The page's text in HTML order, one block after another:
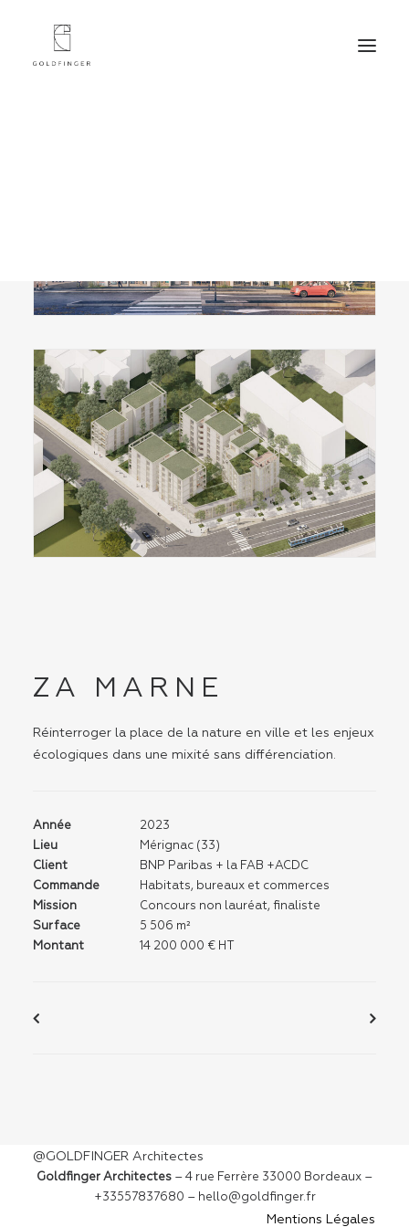
ZA MARNE
Réinterroger la place de la nature en ville et les enjeux
écologiques dans une mixité sans différenciation.
Année
2023
Lieu
Mérignac (33)
Client
BNP Paribas + la FAB +ACDC
Commande
Habitats, bureaux et commerces
Mission
Concours non lauréat, finaliste
Surface
5 506 m²
Montant
14 200 000 € HT
@GOLDFINGER Architectes
Goldfinger Architectes – 4 rue Ferrère 33000 Bordeaux –
+33557837680 – hello@goldfinger.fr
Mentions Légales